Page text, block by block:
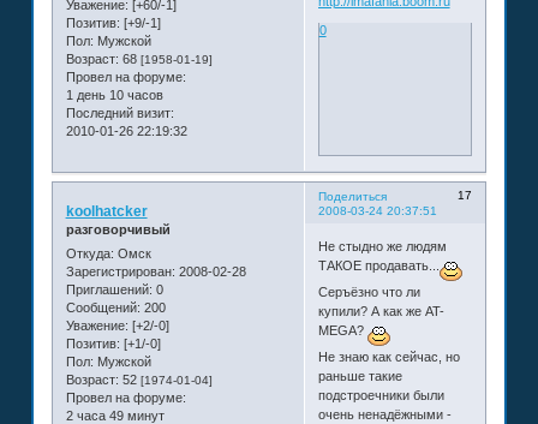
Уважение: [+60/-1]
Позитив: [+9/-1]
Пол: Мужской
Возраст: 68 [1958-01-19]
Провел на форуме:
1 день 10 часов
Последний визит:
2010-01-26 22:19:32
0
Поделиться
17
2008-03-24 20:37:51
koolhatcker
разговорчивый
Откуда: Омск
Зарегистрирован: 2008-02-28
Приглашений: 0
Сообщений: 200
Уважение: [+2/-0]
Позитив: [+1/-0]
Пол: Мужской
Возраст: 52 [1974-01-04]
Провел на форуме:
2 часа 49 минут
Не стыдно же людям
ТАКОЕ продавать...
Серъёзно что ли
купили? А как же AT-
MEGA?
Не знаю как сейчас, но
раньше такие
подстроечники были
очень ненадёжными -